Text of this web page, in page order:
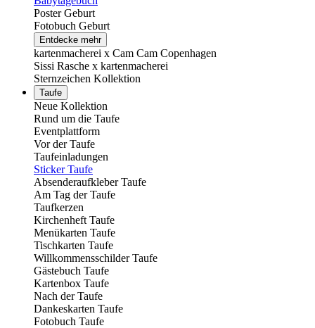
Poster Geburt
Fotobuch Geburt
Entdecke mehr
kartenmacherei x Cam Cam Copenhagen
Sissi Rasche x kartenmacherei
Sternzeichen Kollektion
Taufe
Neue Kollektion
Rund um die Taufe
Eventplattform
Vor der Taufe
Taufeinladungen
Sticker Taufe
Absenderaufkleber Taufe
Am Tag der Taufe
Taufkerzen
Kirchenheft Taufe
Menükarten Taufe
Tischkarten Taufe
Willkommensschilder Taufe
Gästebuch Taufe
Kartenbox Taufe
Nach der Taufe
Dankeskarten Taufe
Fotobuch Taufe